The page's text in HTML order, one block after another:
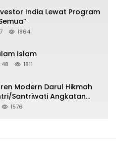
India Lewat Program
1864
Islam
1811
Modern Darul Hikmah
Santriwati Angkatan
1576